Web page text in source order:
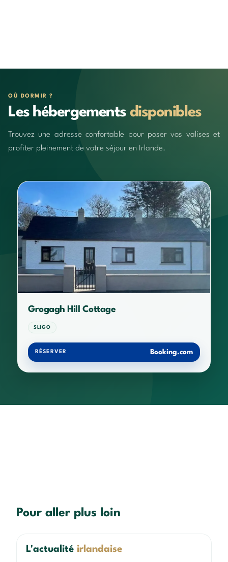
OÙ DORMIR ?
Les hébergements disponibles
Trouvez une adresse confortable pour poser vos valises et
profiter pleinement de votre séjour en Irlande.
Grogagh Hill Cottage
SLIGO
RÉSERVER Booking.com
Pour aller plus loin
L'actualité irlandaise